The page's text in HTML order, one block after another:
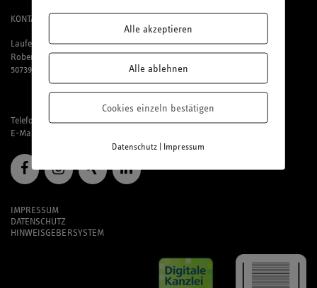
KONTAKT
Laufenberg Michels und Partner mbB
Robert-Perthel-Straße 81
50739 Köln
Telefon: 02 21 / 95 74 94-0
E-Mail:
IMPRESSUM
DATENSCHUTZ
HINWEISGEBERSYSTEM
Alle akzeptieren
Alle ablehnen
Cookies einzeln bestätigen
Datenschutz| Impressum